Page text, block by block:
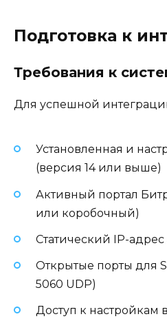
Подготовка к
Требования к
Для успешной
Установленная и
(версия 14 или выше)
Активный портал
или коробочный)
Статический IP-
Открытые порты для
5060 UDP)
Доступ к настройкам